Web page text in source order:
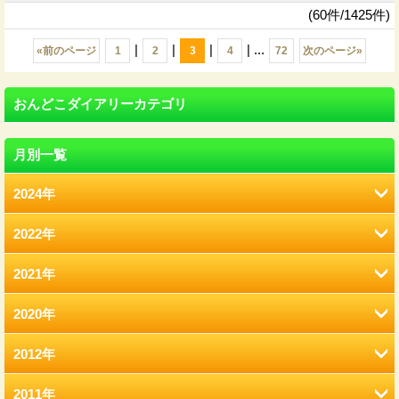
(60件/1425件)
«前のページ 1 | 2 | 3 | 4 | ... 72 次のページ»
おんどこダイアリーカテゴリ
月別一覧
2024年
8月 (12)
2022年
2月 (12)
1月 (77)
2021年
12月 (41)
11月 (22)
2020年
12月 (7)
11月 (6)
2012年
12月 (2)
2011年